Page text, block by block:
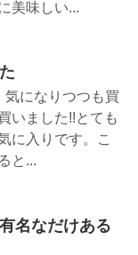
美味しい...
気になりつつも買
いました!!とても
に入りです。こ
と...
名なだけある